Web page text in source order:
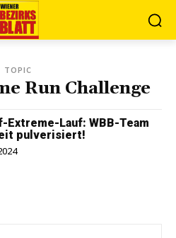
TOPIC
Run Challenge
Extreme-Lauf: WBB-Team
pulverisiert!